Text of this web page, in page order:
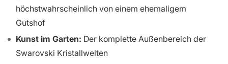
höchstwahrscheinlich von einem ehemaligem
Gutshof
Kunst im Garten: Der komplette Außenbereich der
Swarovski Kristallwelten